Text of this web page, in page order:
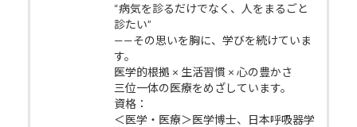
“病気を診るだけでなく、人をまるごと
診たい”
——その思いを胸に、学びを続けていま
す。
医学的根拠 × 生活習慣 × 心の豊かさ
三位一体の医療をめざしています。
資格：
＜医学・医療＞医学博士、日本呼吸器学